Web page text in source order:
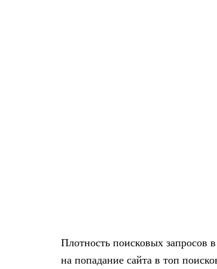
Плотность поисковых запросов
на попадание сайта в топ